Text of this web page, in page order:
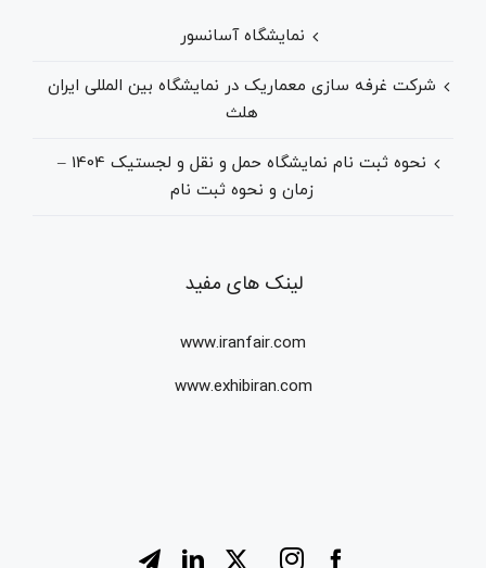
نمایشگاه آسانسور
شرکت غرفه سازی معماریک در نمایشگاه بین المللی ایران
هلث
نحوه ثبت نام نمایشگاه حمل و نقل و لجستیک 1404 –
زمان و نحوه ثبت نام
لینک های مفید
www.iranfair.com
www.exhibiran.com
Facebook
Instagram
X
LinkedIn
Telegram